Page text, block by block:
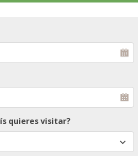
quieres visitar?